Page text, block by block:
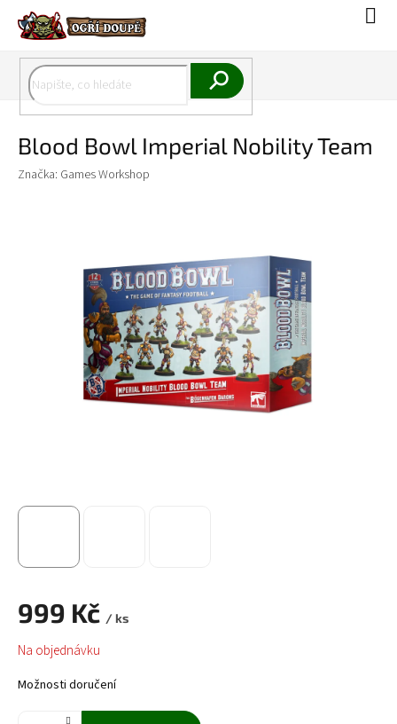
obsah
Blood Bowl Imperial Nobility Team
Značka: Games Workshop
999 Kč / ks
Měrná
cena:
Na objednávku
Možnosti doručení